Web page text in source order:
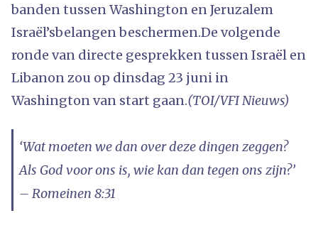
banden tussen Washington en Jeruzalem
Israël’sbelangen beschermen.De volgende
ronde van directe gesprekken tussen Israël en
Libanon zou op dinsdag 23 juni in
Washington van start gaan.(TOI/VFI Nieuws)
‘Wat moeten we dan over deze dingen zeggen?
Als God voor ons is, wie kan dan tegen ons zijn?’
– Romeinen 8:31